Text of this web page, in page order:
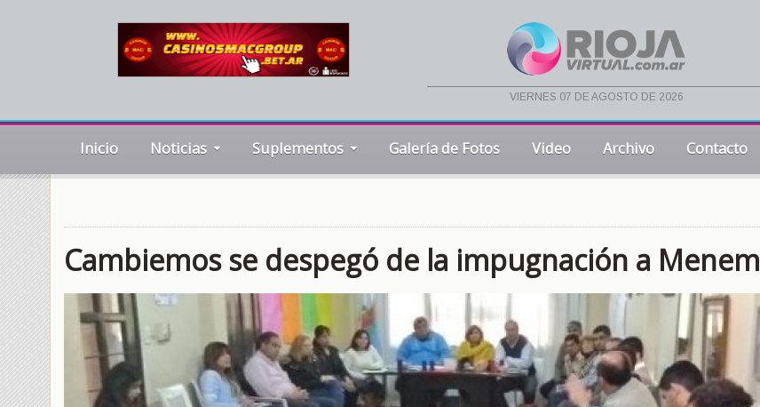
viernes 07 de agosto de 2026
Inicio Noticias Suplementos Galería de Fotos Video Archivo Contacto
Cambiemos se despegó de la impugnación a Menem